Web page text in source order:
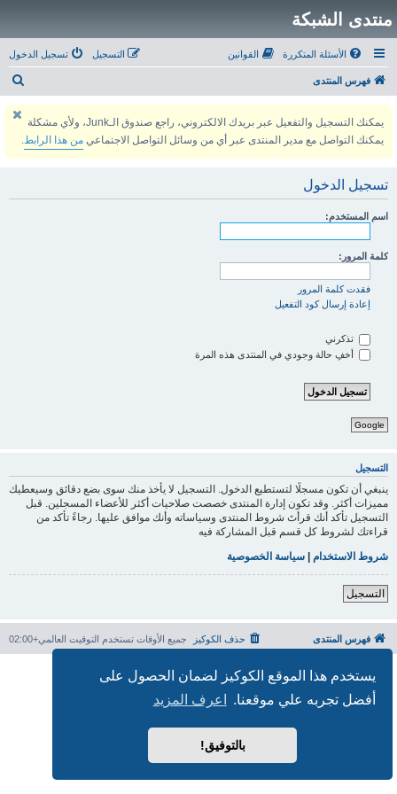
يستخدم هذا الموقع الكوكيز لضمان الحصول على
أفضل تجربه علي موقعنا.
اعرف المزيد
بالتوفيق!
منتدى الشبكة
الأسئلة المتكررة القوانين تسجيل الدخول التسجيل
فهرس المنتدى
يمكنك التسجيل والتفعيل عبر بريدك الالكتروني، راجع صندوق الـJunk، ولأي مشكلة
يمكنك التواصل مع مدير المنتدى عبر أي من وسائل التواصل الاجتماعي من هذا الرابط.
تسجيل الدخول
اسم المستخدم:
كلمة المرور:
فقدت كلمة المرور
إعادة إرسال كود التفعيل
تذكرني
أخفِ حالة وجودي في المنتدى هذه المرة
Google
التسجيل
ينبغي أن تكون مسجلًا لتستطيع الدخول. التسجيل لا يأخذ منك سوى بضع دقائق وسيعطيك
مميزات أكثر. وقد تكون إدارة المنتدى خصصت صلاحيات أكثر للأعضاء المسجلين. قبل
التسجيل تأكد أنك قرأتَ شروط المنتدى وسياساته وأنك موافق عليها. رجاءً تأكد من
قراءتك لشروط كل قسم قبل المشاركة فيه
شروط الاستخدام | سياسة الخصوصية
التسجيل
فهرس المنتدى جميع الأوقات تستخدم التوقيت العالمي+02:00 حذف الكوكيز
بدعم من phpBB
® Forum Software © phpBB Limited
الترجمة برعاية
المنتديات العربية
الخصوصية| الشروط